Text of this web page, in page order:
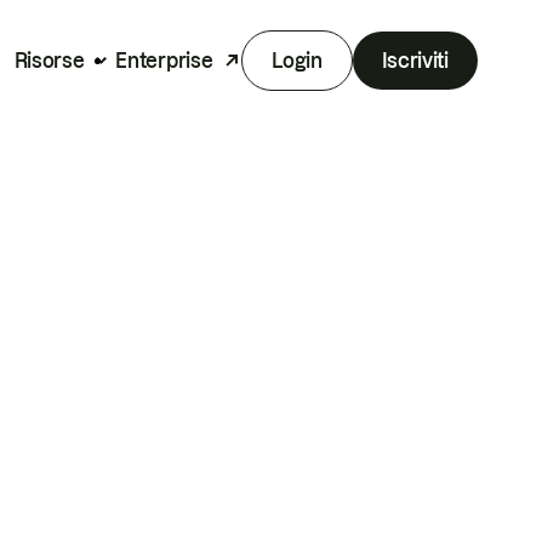
Risorse Enterprise Login Iscriviti